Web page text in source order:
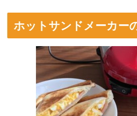
ホットサンドメーカー